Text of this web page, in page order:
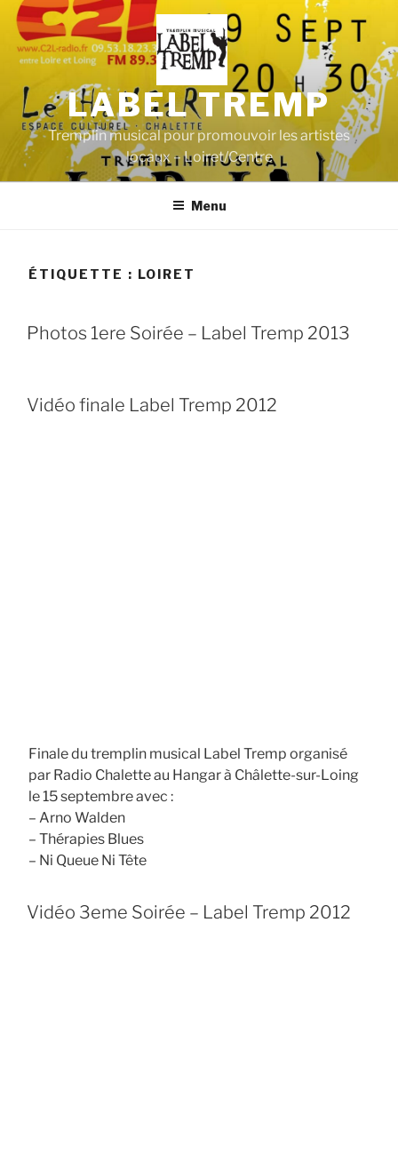
Aller
contenu
LABEL TREMP
Tremplin musical pour promouvoir les artistes
locaux – Loiret/Centre
Menu
ÉTIQUETTE : LOIRET
Photos 1ere Soirée – Label Tremp 2013
Vidéo finale Label Tremp 2012
Finale du tremplin musical Label Tremp organisé
par Radio Chalette au Hangar à Châlette-sur-Loing
le 15 septembre avec :
– Arno Walden
– Thérapies Blues
– Ni Queue Ni Tête
Vidéo 3eme Soirée – Label Tremp 2012